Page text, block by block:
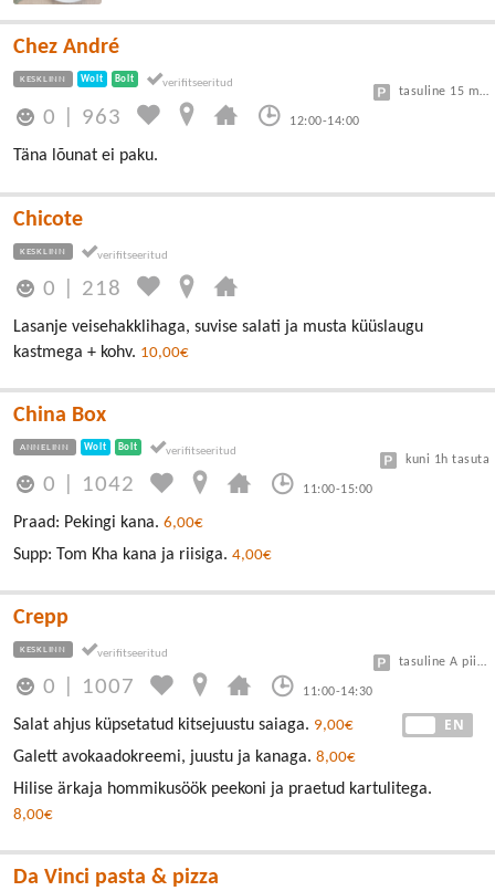
Chez André
KESKLINN Wolt Bolt
0 963 12:00-14:00
tasuline 15 min tasuta, edasi 3€/h
Täna lõunat ei paku.
Chicote
KESKLINN
0 218
Lasanje veisehakklihaga, suvise salati ja musta küüslaugu
kastmega + kohv. 10,00€
China Box
ANNELINN Wolt Bolt
0 1042 11:00-15:00
kuni 1h tasuta
Praad: Pekingi kana. 6,00€
Supp: Tom Kha kana ja riisiga. 4,00€
Crepp
KESKLINN
0 1007 11:00-14:30
tasuline A piirkond
EN
Salat ahjus küpsetatud kitsejuustu saiaga. 9,00€
Galett avokaadokreemi, juustu ja kanaga. 8,00€
Hilise ärkaja hommikusöök peekoni ja praetud kartulitega.
8,00€
Da Vinci pasta & pizza